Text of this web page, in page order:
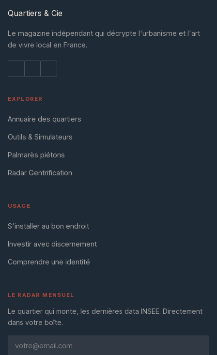
Quartiers & Cie
Le magazine indépendant qui décrypte l'urbanisme et l'art
de vivre local en France.
EXPLORER
Annuaire des quartiers
Outils & Simulateurs
Palmarès piétons
Radar Gentrification
USAGE
S'installer au bon endroit
Investir avec discernement
Comprendre une identité
LE RADAR MENSUEL
Le quartier qui monte, les dernières data INSEE. Directement
dans votre boîte.